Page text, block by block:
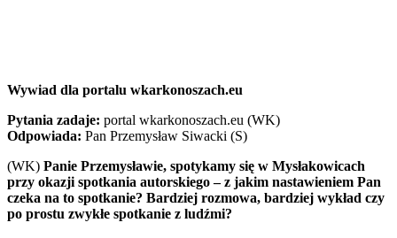
Wywiad dla portalu wkarkonoszach.eu
Pytania zadaje: portal wkarkonoszach.eu (WK)
Odpowiada: Pan Przemysław Siwacki (S)
(WK) Panie Przemysławie, spotykamy się w Mysłakowicach
przy okazji spotkania autorskiego – z jakim nastawieniem Pan
czeka na to spotkanie? Bardziej rozmowa, bardziej wykład czy
po prostu zwykłe spotkanie z ludźmi?